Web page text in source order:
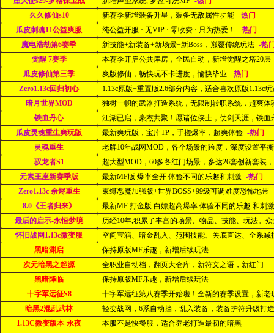
久久修仙s10
新赛季新增装备升星，装备无敌属性功能 -热门
瓜皮刺魂11公益爽服
纯公益开服 · 无VIP · 零收费 · 只为热爱！
-热门
魔电浩劫第6赛季
新技能+新装备+新场景+新Boss，巅覆传统玩法 -热
觉醒 7赛季
本赛季开启公共库房，全民自动，新增觉醒之塔20
瓜皮修仙第三季
爽版修仙，畅快玩不卡进度，愉快毕业 -热门
Zero1.13c回归初心
1.13c原版+重置版2.6部分内容，适合喜欢原版1.13c
暗月世界MOD
独树一帜的武器打造系统，无限制转职系统，超爽体
铁血丹心
江湖已启，豪杰共聚！愿诸位侠士，仗剑天涯，铁
瓜皮灵魂重生爽玩版
最新爽玩版，宝库TP，手搓爆率，超爽体验 -热门
灵魂重生
老牌10年战网MOD，各个场景的跨度，深度设置平
驭龙者S1
超大型MOD，60多各红门场景，多达26套创新套装
元素王座新赛季版
最新MF版 爆率全开 体验不同的乐趣和刺激 -热门
Zero1.13c 余烬重生
束缚恶魔加强版+世界BOSS+99级可调难度恐怖地带
8.0《王者归来》
最新MF 打金版 白嫖超高爆率 体验不同的乐趣 和刺
最后的启示-永恒梦境
历经10年,积累了丰富的场景、物品、技能、玩法。
怀旧战网1.13c微变服
空间宝箱、暗金乱入、范围技能、关底直达、全系
黑暗渊启
保持原版MF乐趣，新增后续玩法
次元暗黑之起源
全职业自动档，翻页大仓库，新符文之语，新红门
黑暗降临
保持原版MF乐趣，新增后续玩法
十字军远征S8
十字军远征第八赛季开始啦！全新的赛季设置，新老
暗黑2混乱武林
轻变战网，6系自动挡，乱入装备，装备护符升级打
1.13C微变版本-永夜
本服不是快餐服，适合养老打造最初的暗黑